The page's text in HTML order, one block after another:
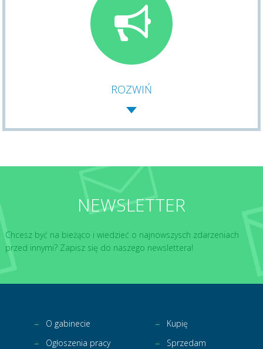
ROZWIŃ
NEWSLETTER
Chcesz być na bieżąco i wiedzieć o najnowszysch zdarzeniach
przed innymi? Zapisz się do naszego newslettera!
O gabinecie
Ogłoszenia pracy
Kupię
Sprzedam